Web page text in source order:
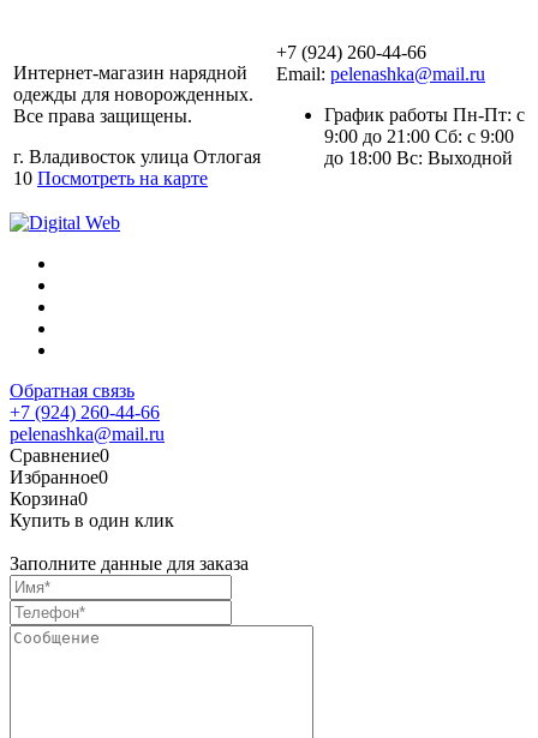
Интернет-магазин нарядной
одежды для новорожденных.
Все права защищены.
г. Владивосток улица Отлогая
10 Посмотреть на карте
+7 (924) 260-44-66
Email: pelenashka@mail.ru
График работы Пн-Пт: с
9:00 до 21:00 Сб: с 9:00
до 18:00 Вс: Выходной
Обратная связь
+7 (924) 260-44-66
pelenashka@mail.ru
Сравнение0
Избранное0
Корзина0
Купить в один клик
Заполните данные для заказа